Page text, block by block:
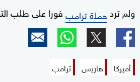
ولم تردحملة ترامبفورا على طلب
أميركا هاريس ترامب